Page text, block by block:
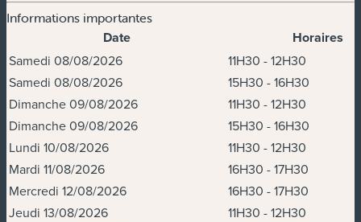
Informations importantes
Dates et horaires
Date Horaires
Samedi 08/08/2026
11H30 - 12H30
Samedi 08/08/2026
15H30 - 16H30
Dimanche 09/08/2026
11H30 - 12H30
Dimanche 09/08/2026
15H30 - 16H30
Lundi 10/08/2026
11H30 - 12H30
Mardi 11/08/2026
16H30 - 17H30
Mercredi 12/08/2026
16H30 - 17H30
Jeudi 13/08/2026
11H30 - 12H30